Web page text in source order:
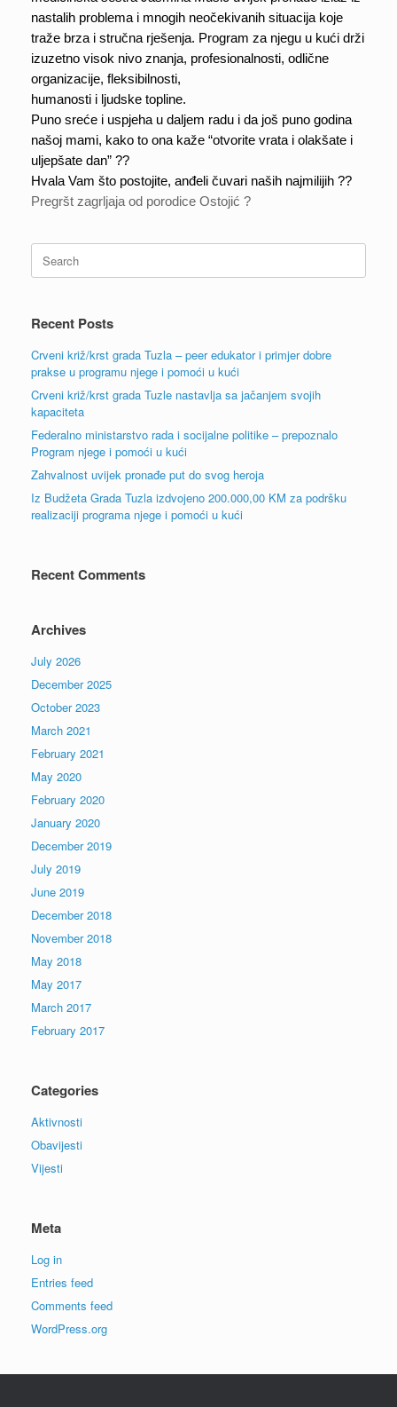
nastalih problema i mnogih neočekivanih situacija koje
traže brza i stručna rješenja. Program za njegu u kući drži
izuzetno visok nivo znanja, profesionalnosti, odlične
organizacije, fleksibilnosti,
humanosti i ljudske topline.
Puno sreće i uspjeha u daljem radu i da još puno godina
našoj mami, kako to ona kaže “otvorite vrata i olakšate i
uljepšate dan” ??
Hvala Vam što postojite, anđeli čuvari naših najmilijih ??
Pregršt zagrljaja od porodice Ostojić ?
Search
for:
Recent Posts
Crveni križ/krst grada Tuzla – peer edukator i primjer dobre
prakse u programu njege i pomoći u kući
Crveni križ/krst grada Tuzle nastavlja sa jačanjem svojih
kapaciteta
Federalno ministarstvo rada i socijalne politike – prepoznalo
Program njege i pomoći u kući
Zahvalnost uvijek pronađe put do svog heroja
Iz Budžeta Grada Tuzla izdvojeno 200.000,00 KM za podršku
realizaciji programa njege i pomoći u kući
Recent Comments
Archives
July 2026
December 2025
October 2023
March 2021
February 2021
May 2020
February 2020
January 2020
December 2019
July 2019
June 2019
December 2018
November 2018
May 2018
May 2017
March 2017
February 2017
Categories
Aktivnosti
Obavijesti
Vijesti
Meta
Log in
Entries feed
Comments feed
WordPress.org